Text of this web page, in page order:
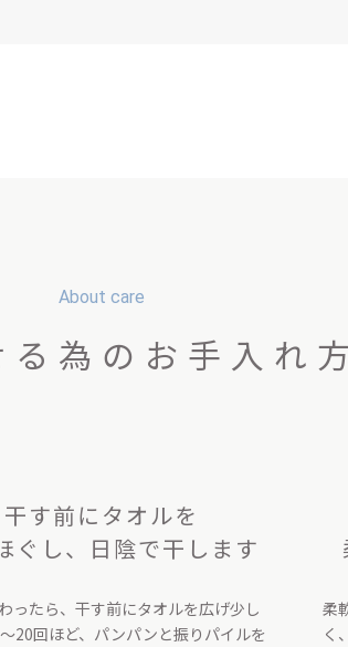
About care
為のお手入れ
干す前にタオルを
ぐし、日陰で干します
ったら、干す前にタオルを広げ少し
20回ほど、パンパンと振りパイルを
柔
く